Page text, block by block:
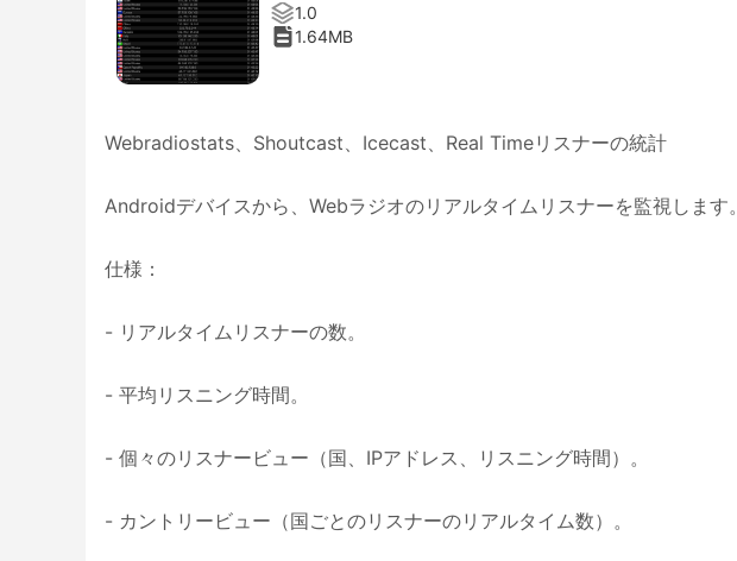
1.0
1.64MB
Webradiostats、Shoutcast、Icecast、Real Timeリスナーの統計
Androidデバイスから、Webラジオのリアルタイムリスナーを監視します。
仕様：
- リアルタイムリスナーの数。
- 平均リスニング時間。
- 個々のリスナービュー（国、IPアドレス、リスニング時間）。
- カントリービュー（国ごとのリスナーのリアルタイム数）。